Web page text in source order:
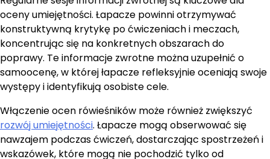
oceny umiejętności. Łapacze powinni otrzymywać
konstruktywną krytykę po ćwiczeniach i meczach,
koncentrując się na konkretnych obszarach do
poprawy. Te informacje zwrotne można uzupełnić o
samoocenę, w której łapacze refleksyjnie oceniają swoje
występy i identyfikują osobiste cele.
Włączenie ocen rówieśników może również zwiększyć
rozwój umiejętności. Łapacze mogą obserwować się
nawzajem podczas ćwiczeń, dostarczając spostrzeżeń i
wskazówek, które mogą nie pochodzić tylko od